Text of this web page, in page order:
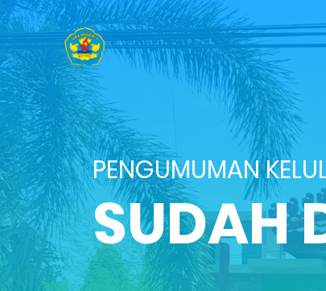
PENGUMUMAN
SUDAH